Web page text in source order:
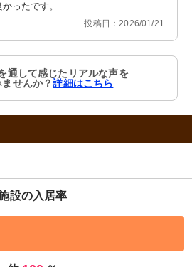
ったです。
投稿日：2026/01/21
通して感じたリアルな声を
せんか？詳細はこちら
設の入居率